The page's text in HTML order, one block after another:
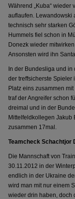
Während „Kuba“
auflaufen. Lewandowski
technisch sehr starken
Hummels fiel schon in
Donezk wieder
Ansonsten wird ihn
In der Bundesliga und
der treffsicherste Spieler
Platz eins zusammen
traf der Angreifer schon
dreimal und in der
Mittelfeldkollegen Jakub
zusammen 17mal.
Teamcheck Schachtjor
Die Mannschaft von
30.11.2012 in der
endlich in der Ukraine
wird man mit nur einem
wieder drin haben, doch